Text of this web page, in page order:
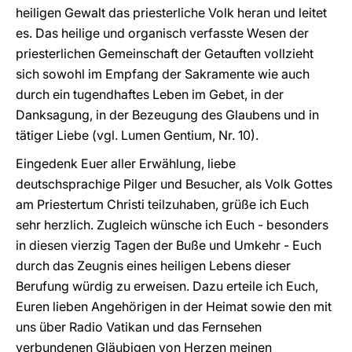
heiligen Gewalt das priesterliche Volk heran und leitet
es. Das heilige und organisch verfasste Wesen der
priesterlichen Gemeinschaft der Getauften vollzieht
sich sowohl im Empfang der Sakramente wie auch
durch ein tugendhaftes Leben im Gebet, in der
Danksagung, in der Bezeugung des Glaubens und in
tätiger Liebe (vgl. Lumen Gentium, Nr. 10).
Eingedenk Euer aller Erwählung, liebe
deutschsprachige Pilger und Besucher, als Volk Gottes
am Priestertum Christi teilzuhaben, grüße ich Euch
sehr herzlich. Zugleich wünsche ich Euch - besonders
in diesen vierzig Tagen der Buße und Umkehr - Euch
durch das Zeugnis eines heiligen Lebens dieser
Berufung würdig zu erweisen. Dazu erteile ich Euch,
Euren lieben Angehörigen in der Heimat sowie den mit
uns über Radio Vatikan und das Fernsehen
verbundenen Gläubigen von Herzen meinen